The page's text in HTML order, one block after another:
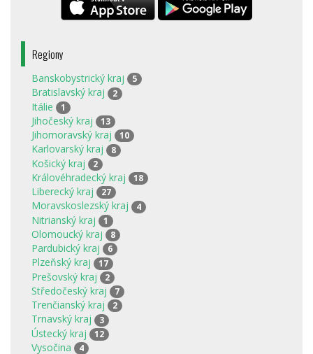
Regiony
Banskobystrický kraj 5
Bratislavský kraj 2
Itálie 1
Jihočeský kraj 13
Jihomoravský kraj 10
Karlovarský kraj 8
Košický kraj 2
Královéhradecký kraj 18
Liberecký kraj 27
Moravskoslezský kraj 4
Nitrianský kraj 1
Olomoucký kraj 8
Pardubický kraj 6
Plzeňský kraj 17
Prešovský kraj 2
Středočeský kraj 7
Trenčianský kraj 2
Trnavský kraj 3
Ústecký kraj 12
Vysočina 4